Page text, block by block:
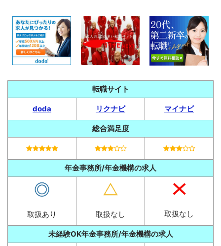
転職サイト
doda リクナビ マイナビ
総合満足度
年金事務所/年金機構の求人
取扱あり 取扱なし 取扱なし
未経験OK年金事務所/年金機構の求人